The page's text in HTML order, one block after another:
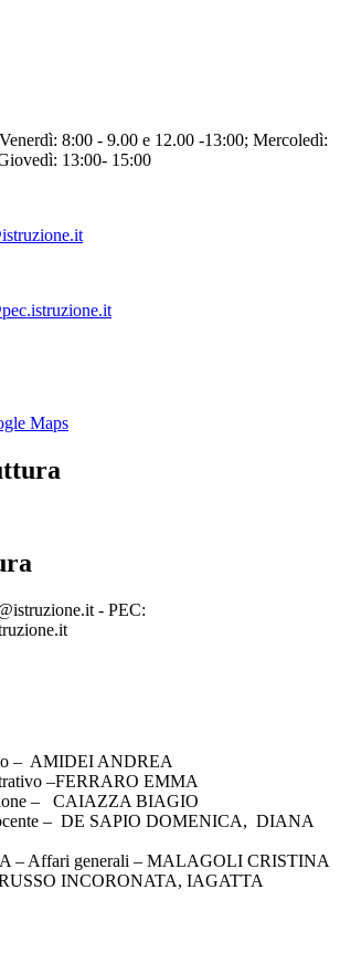
8:00 - 9.00 e 12.00 -13:00; Mercoledì:
13:00- 15:00
Maps
- PEC:
– AMIDEI ANDREA
–FERRARO EMMA
– CAIAZZA BIAGIO
– DE SAPIO DOMENICA, DIANA
– Affari generali – MALAGOLI CRISTINA
INCORONATA, IAGATTA